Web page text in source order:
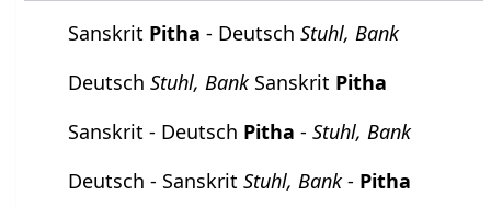
Sanskrit Pitha - DeutschStuhl, Bank
DeutschStuhl, BankSanskrit Pitha
Sanskrit - Deutsch Pitha -Stuhl, Bank
Deutsch - SanskritStuhl, Bank- Pitha